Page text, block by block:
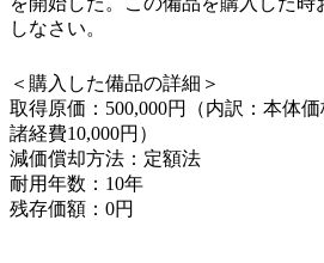
しなさい。
＜購入した備品の詳細＞
取得原価：500,000円（内訳：本体
諸経費10,000円）
減価償却方法：定額法
耐用年数：10年
残存価額：0円